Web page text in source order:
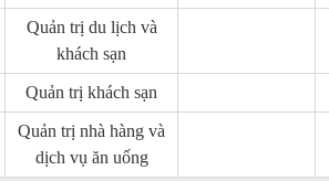
Quản trị du lịch và
khách sạn
Quản trị khách sạn
Quản trị nhà hàng và
dịch vụ ăn uống